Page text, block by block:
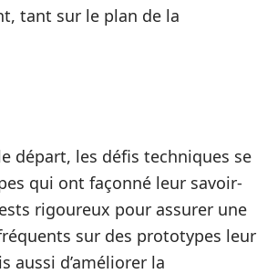
tant sur le plan de la
départ, les défis techniques se
qui ont façonné leur savoir-
rigoureux pour assurer une
sur des prototypes leur
aussi d’améliorer la